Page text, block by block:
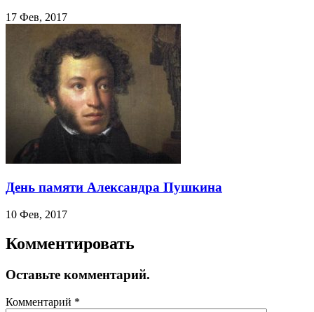
17 Фев, 2017
День памяти Александра Пушкина
10 Фев, 2017
Комментировать
Оставьте комментарий.
Комментарий *